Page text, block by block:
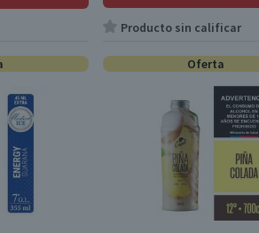
Producto sin calificar
Oferta